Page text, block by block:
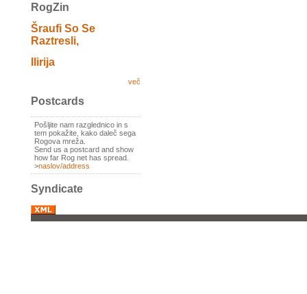
RogZin
Šraufi So Se
Raztresli,
Ilirija
več
Postcards
Pošljite nam razglednico in s
tem pokažite, kako daleč sega
Rogova mreža.
Send us a postcard and show
how far Rog net has spread.
>naslov/address
Syndicate